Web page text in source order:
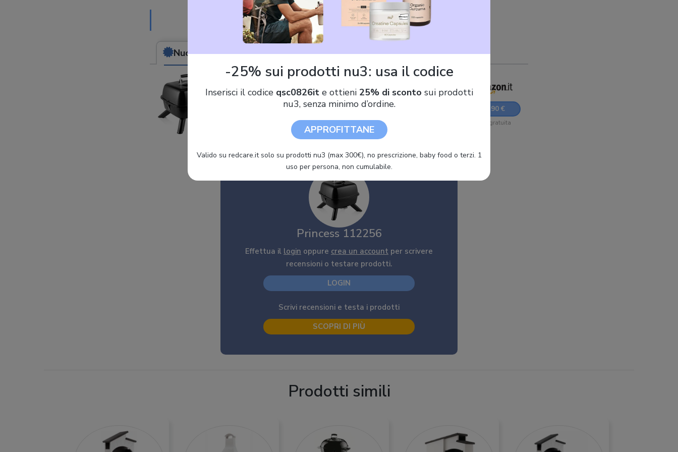
Offerte Princess 112256
Nuovoda (89,90 €)
Princess 112256 Barbecue Ibrido Portatile, Elettrico e a carbonella,
89,90 €
Sped. gratuita
Princess 112256
Effettua il login oppure crea un account per scrivere
recensioni o testare prodotti.
LOGIN
Scrivi recensioni e testa i prodotti
SCOPRI DI PIÙ
Prodotti simili
-25% sui prodotti nu3: usa il codice
Inserisci il codice qsc0826ite ottieni 25% di sconto sui prodotti
nu3, senza minimo d’ordine.
APPROFITTANE
Valido su redcare.it solo su prodotti nu3 (max 300€), no prescrizione, baby food o terzi. 1
uso per persona, non cumulabile.